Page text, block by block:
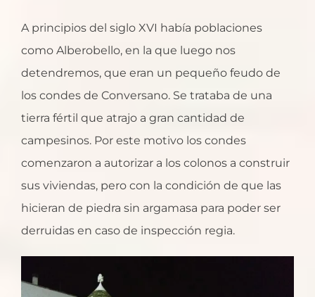
A principios del siglo XVI había poblaciones
como Alberobello, en la que luego nos
detendremos, que eran un pequeño feudo de
los condes de Conversano. Se trataba de una
tierra fértil que atrajo a gran cantidad de
campesinos. Por este motivo los condes
comenzaron a autorizar a los colonos a construir
sus viviendas, pero con la condición de que las
hicieran de piedra sin argamasa para poder ser
derruidas en caso de inspección regia.